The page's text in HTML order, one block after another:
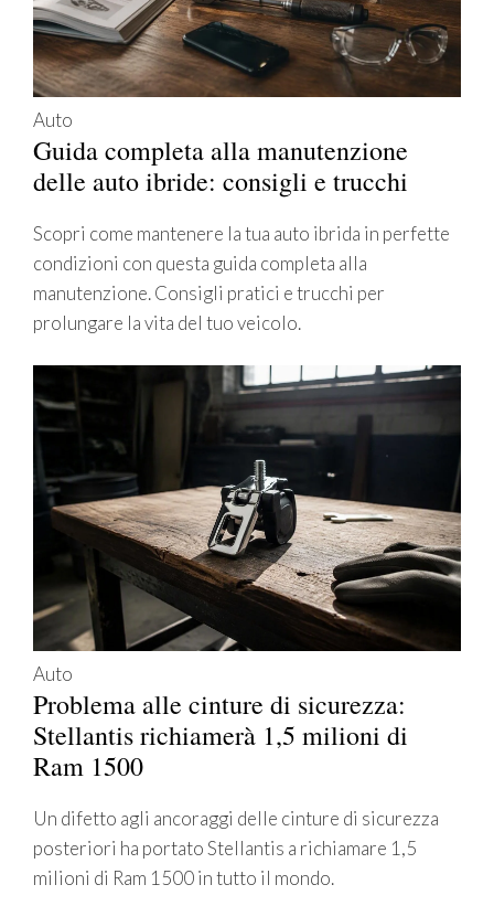
Auto
Guida completa alla manutenzione
delle auto ibride: consigli e trucchi
Scopri come mantenere la tua auto ibrida in perfette
condizioni con questa guida completa alla
manutenzione. Consigli pratici e trucchi per
prolungare la vita del tuo veicolo.
Auto
Problema alle cinture di sicurezza:
Stellantis richiamerà 1,5 milioni di
Ram 1500
Un difetto agli ancoraggi delle cinture di sicurezza
posteriori ha portato Stellantis a richiamare 1,5
milioni di Ram 1500 in tutto il mondo.